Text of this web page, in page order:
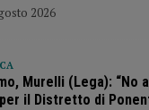
2026
Murelli (Lega): “No
il Distretto di